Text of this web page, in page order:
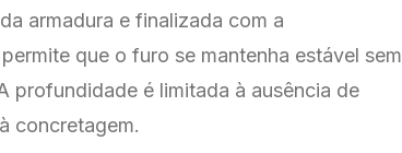
armadura e finalizada com a
que o furo se mantenha estável sem
profundidade é limitada à ausência de
concretagem.